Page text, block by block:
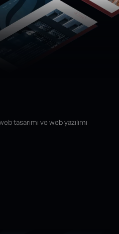
tasarımı ve web yazılımı